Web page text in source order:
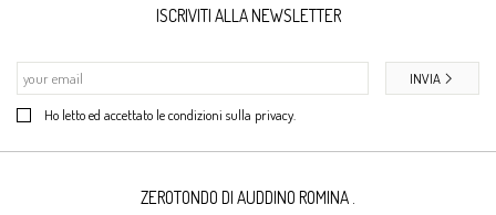
ISCRIVITI ALLA NEWSLETTER
Ho letto ed accettato le condizioni sulla privacy.
INVIA
ZEROTONDO DI AUDDINO ROMINA .